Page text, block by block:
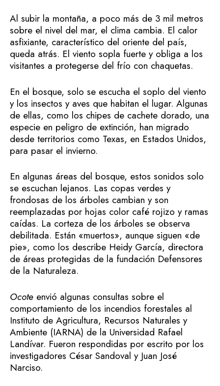
Al subir la montaña, a poco más de 3 mil metros
sobre el nivel del mar, el clima cambia. El calor
asfixiante, característico del oriente del país,
queda atrás. El viento sopla fuerte y obliga a los
visitantes a protegerse del frío con chaquetas.
En el bosque, solo se escucha el soplo del viento
y los insectos y aves que habitan el lugar. Algunas
de ellas, como los chipes de cachete dorado, una
especie en peligro de extinción, han migrado
desde territorios como Texas, en Estados Unidos,
para pasar el invierno.
En algunas áreas del bosque, estos sonidos solo
se escuchan lejanos. Las copas verdes y
frondosas de los árboles cambian y son
reemplazadas por hojas color café rojizo y ramas
caídas. La corteza de los árboles se observa
debilitada. Están «muertos», aunque siguen «de
pie», como los describe Heidy García, directora
de áreas protegidas de la fundación Defensores
de la Naturaleza.
Ocote envió algunas consultas sobre el
comportamiento de los incendios forestales al
Instituto de Agricultura, Recursos Naturales y
Ambiente (IARNA) de la Universidad Rafael
Landívar. Fueron respondidas por escrito por los
investigadores César Sandoval y Juan José
Narciso.